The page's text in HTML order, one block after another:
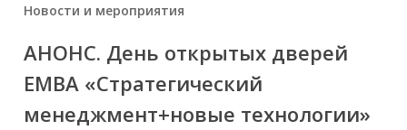
Новости и мероприятия
АНОНС. День открытых дверей
ЕМВА «Стратегический
менеджмент+новые технологии»